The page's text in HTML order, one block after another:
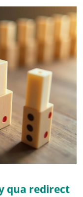
qua redirect